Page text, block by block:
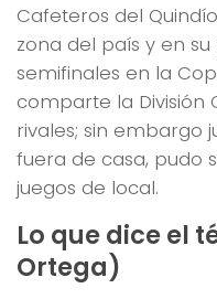
Cafeteros del
zona del país y en
semifinales en la
comparte la División
rivales; sin embargo
fuera de casa, pudo
juegos de local.
Lo que dice el
Ortega)